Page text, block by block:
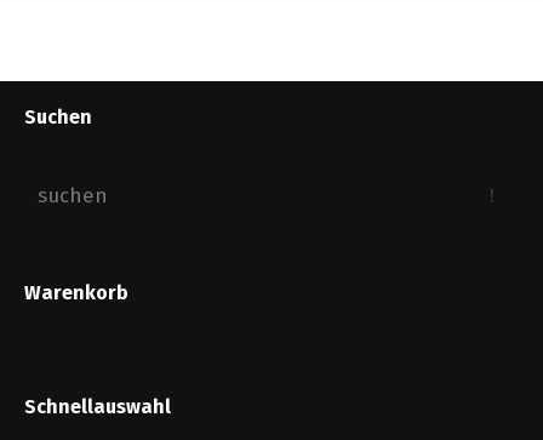
Suchen
Warenkorb
Schnellauswahl